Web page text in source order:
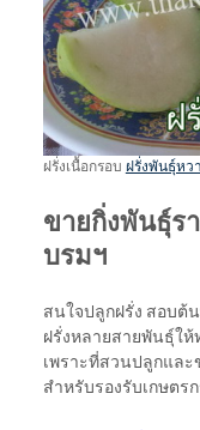
ฝรั่งเนื้อกรอบ ฝรั่งพันธุ์ห
ขายกิ่งพันธุ์ร
บรมฯ
สนใจปลูกฝรั่ง สอบต้
ฝรั่งหลายสายพันธุ์ใ
เพราะที่สวนปลูกและ
สำหรับรองรับเกษตร